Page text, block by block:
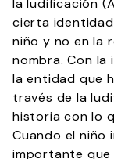
la ludificación
cierta
niño y no en la
nombra. Con la
la entidad que
través de la
historia con lo
Cuando el niño
importante que